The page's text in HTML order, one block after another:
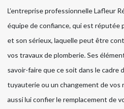
L’entreprise professionnelle Lafleur
équipe de confiance, qui est réputée
et son sérieux, laquelle peut être
vos travaux de plomberie. Ses
savoir-faire que ce soit dans le cadre
tuyauterie ou un changement de vos
aussi lui confier le remplacement de